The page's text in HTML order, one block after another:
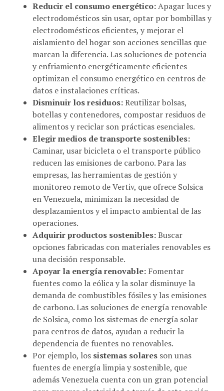
electrodomésticos sin usar, optar por bombillas y
electrodomésticos eficientes, y mejorar el
aislamiento del hogar son acciones sencillas que
marcan la diferencia. Las soluciones de potencia
y enfriamiento energéticamente eficientes
optimizan el consumo energético en centros de
datos e instalaciones críticas.
Disminuir los residuos:Reutilizar bolsas,
botellas y contenedores, compostar residuos de
alimentos y reciclar son prácticas esenciales.
Elegir medios de transporte sostenibles:
Caminar, usar bicicleta o el transporte público
reducen las emisiones de carbono. Para las
empresas, las herramientas de gestión y
monitoreo remoto de Vertiv, que ofrece Solsica
en Venezuela, minimizan la necesidad de
desplazamientos y el impacto ambiental de las
operaciones.
Adquirir productos sostenibles:
opciones fabricadas con materiales renovables es
una decisión responsable.
Apoyar la energía renovable:
fuentes como la eólica y la solar disminuye la
demanda de combustibles fósiles y las emisiones
de carbono. Las soluciones de energía renovable
de Solsica, como los sistemas de energía solar
para centros de datos, ayudan a reducir la
dependencia de fuentes no renovables.
Por ejemplo, lossistemas solaresson unas
fuentes de energía limpia y sostenible, que
además Venezuela cuenta con un gran potencial
para generar electricidad a través de esta opción.